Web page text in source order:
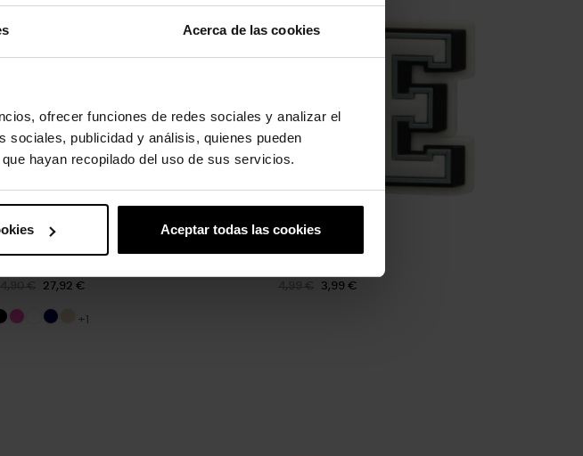
Acerca de las cookies
ofrecer funciones de redes sociales y analizar el
publicidad y análisis, quienes pueden
hayan recopilado del uso de sus servicios.
Aceptar todas las cookies
27,92 €
+1
3,99 €